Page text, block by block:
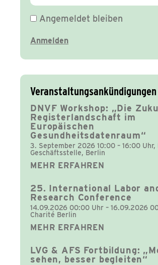
Angemeldet bleiben
Veranstaltungsankündigungen
DNVF Workshop: „Die
Registerlandschaft im
Europäischen
Gesundheitsdatenraum“
3. September 2026 10:00 – 16:00 Uhr,
Geschäftsstelle, Berlin
MEHR ERFAHREN
25. International Labor
Research Conference
14.09.2026 00:00 Uhr – 16.09.2026
Charité Berlin
MEHR ERFAHREN
LVG & AFS Fortbildung:
sehen, besser begleiten“